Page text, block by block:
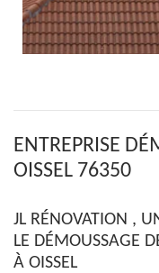
ENTREPRISE
OISSEL 76350
JL RÉNOVATION ,
LE DÉMOUSSAGE
À OISSEL